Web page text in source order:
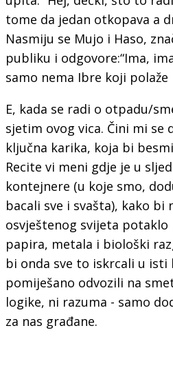
tome da jedan otkopava a
Nasmiju se Mujo i Haso,
publiku i odgovore:“Ima,
samo nema Ibre koji polaže
E, kada se radi o otpadu/
sjetim ovog vica. Čini mi
ključna karika, koja bi
Recite vi meni gdje je u
kontejnere (u koje smo,
bacali sve i svašta), kako bi
osvještenog svijeta potaklo
papira, metala i biološki
bi onda sve to iskrcali u isti
pomiješano odvozili na
logike, ni razuma - samo
za nas građane.